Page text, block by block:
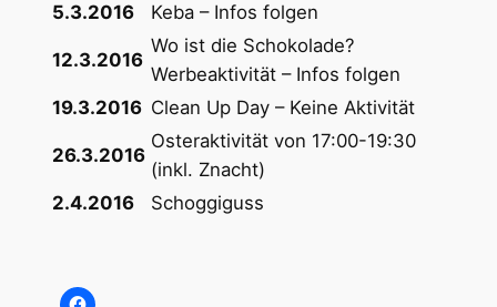
5.3.2016
Keba – Infos folgen
12.3.2016
Wo ist die Schokolade?
Werbeaktivität – Infos folgen
19.3.2016 Clean Up Day – Keine Aktivität
26.3.2016
Osteraktivität von 17:00-19:30
(inkl. Znacht)
2.4.2016
Schoggiguss